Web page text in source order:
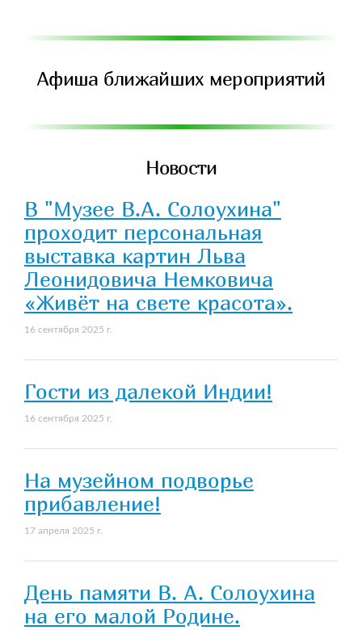
Афиша ближайших мероприятий
Новости
В "Музее В.А. Солоухина"
проходит персональная
выставка картин Льва
Леонидовича Немковича
«Живёт на свете красота».
16 сентября 2025 г.
Гости из далекой Индии!
16 сентября 2025 г.
На музейном подворье
прибавление!
17 апреля 2025 г.
День памяти В. А. Солоухина
на его малой Родине.